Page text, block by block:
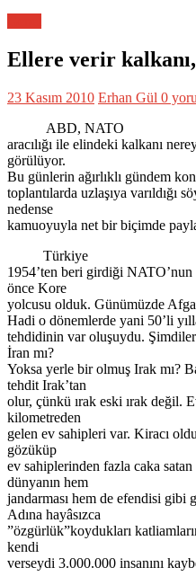
Ellere verir
23 Kasım 2010 Erhan Gül 0
ABD, NATO
aracılığı ile elindeki kalkanı
görülüyor.
Bu günlerin ağırlıklı gündem
toplantılarda uzlaşıya varıldığı
nedense
kamuoyuyla net bir biçimde
Türkiye
1954’ten beri girdiği
önce Kore
yolcusu olduk. Günümüzde
Hadi o dönemlerde yani 50’li
tehdidinin var oluşuydu.
İran mı?
Yoksa yerle bir olmuş Irak mı?
tehdit Irak’tan
olur, çünkü ırak eski ırak değil.
kilometreden
gelen ev sahipleri var. Kiracı
gözüküp
ev sahiplerinden fazla caka
dünyanın hem
jandarması hem de efendisi gibi
Adına hayâsızca
”özgürlük”koydukları
kendi
verseydi 3.000.000 insanını